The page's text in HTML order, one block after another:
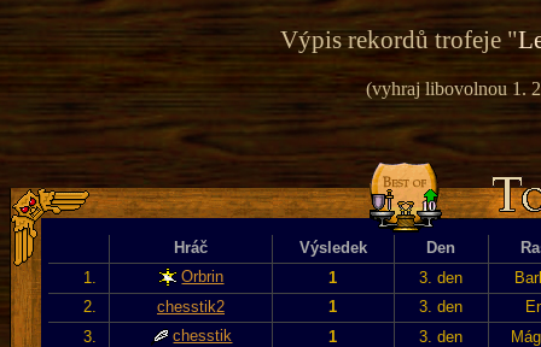
Výpis rekordů trofeje "
(vyhraj libovolnou 1.
Hráč Výsledek Den
1.
Orbrin 1 3. den
2.
chesstik2 1 3. den
3.
chesstik 1 3. den